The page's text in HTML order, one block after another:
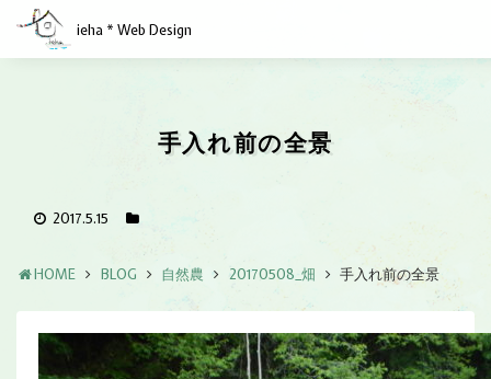
ieha * Web Design
手入れ前の全景
2017.5.15
HOME BLOG 自然農 20170508_畑 手入れ前の全景